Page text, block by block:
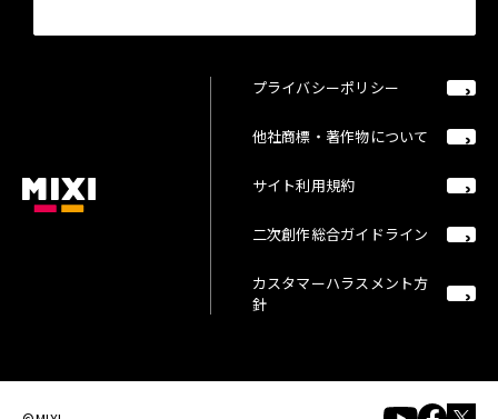
プライバシーポリシー
他社商標・著作物について
サイト利用規約
二次創作総合ガイドライン
カスタマーハラスメント方
針